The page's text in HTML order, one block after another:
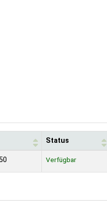
Status
Verfügbar